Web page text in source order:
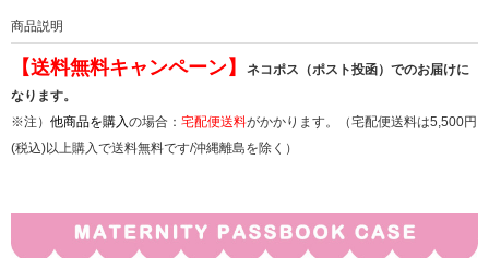
商品説明
【送料無料キャンペーン】
ネコポス（ポスト投函）でのお届けに
なります。
※注） 他商品を購入 の場合： 宅配便送料がかかります。（宅配便送料は5,500円
(税込)以上購入で送料無料です/沖縄離島を除く）